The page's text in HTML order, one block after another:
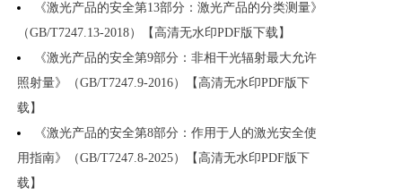
《激光产品的安全第13部分：激光产品的分类测量》
（GB/T7247.13-2018）【高清无水印PDF版下载】
《激光产品的安全第9部分：非相干光辐射最大允许
照射量》（GB/T7247.9-2016）【高清无水印PDF版下
载】
《激光产品的安全第8部分：作用于人的激光安全使
用指南》（GB/T7247.8-2025）【高清无水印PDF版下
载】